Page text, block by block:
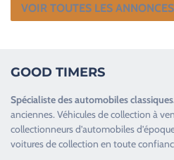
VOIR TOUTES LES ANNONCES
GOOD TIMERS
Spécialiste desautomobiles classiques
anciennes.Véhicules de collection à
collectionneurs d’automobiles
voitures de collection en toute